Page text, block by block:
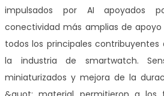
impulsados por AI apoyados
conectividad más amplias de apoyo
todos los principales
la industria de smartwatch.
miniaturizados y mejora de la